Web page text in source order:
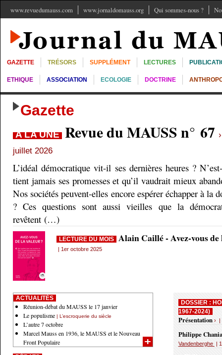
www.revuedumauss.com www.jornaldomauss.org Qui sommes-nous ?
GAZETTE TRÉSORS SUPPLÉMENT LECTURES
ETHIQUE ASSOCIATION ECOLOGIE DOCTRINE
Gazette
A LA UNE Revue du MAUSS n° 67
juillet 2026
L’idéal démocratique vit-il ses dernières heures ?
tient jamais ses promesses et qu’il vaudrait mieux
Nos sociétés peuvent-elles encore espérer échapper à la
? Ces questions sont aussi vieilles que la
revêtent (…)
LECTURE DU MOIS Alain Caillé - Avez-vous
| 1er octobre 2025
DOSSIER :
1967-2024)
Présentation › |
Philippe
Vandenberghe |
ACTUALITÉS
Réunion-débat du MAUSS le 17 janvier
Le populisme | L’escroquerie du siècle
L’autre 7 octobre
Marcel Mauss en 1936, le MAUSS et le Nouveau
Front Populaire